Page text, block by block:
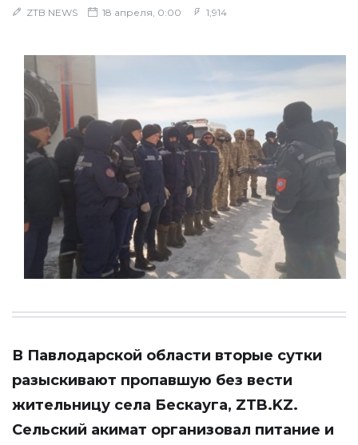
ZTB NEWS 18 апреля, 0:00 1,914
В Павлодарской области вторые сутки
разыскивают пропавшую без вести
жительницу села Бескауга, ZTB.KZ.
Сельский акимат организовал питание и